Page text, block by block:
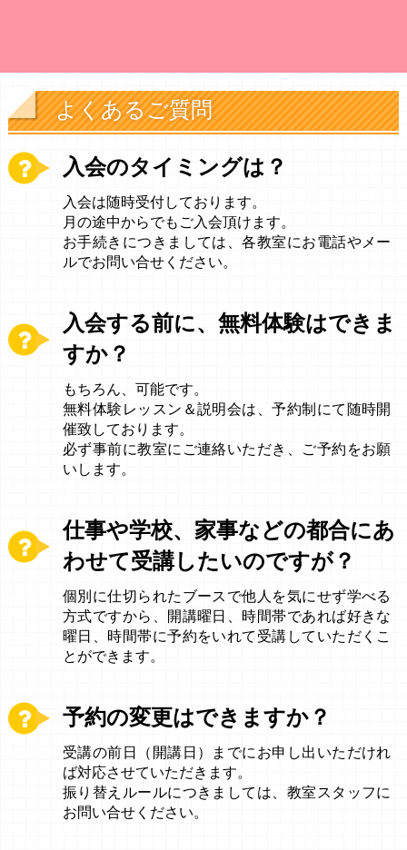
よくあるご質問
入会のタイミングは？
入会は随時受付しております。
月の途中からでもご入会頂けます。
お手続きにつきましては、各教室にお電話やメー
ルでお問い合せください。
入会する前に、無料体験はできま
すか？
もちろん、可能です。
無料体験レッスン＆説明会は、予約制にて随時開
催致しております。
必ず事前に教室にご連絡いただき、ご予約をお願
いします。
仕事や学校、家事などの都合にあ
わせて受講したいのですが？
個別に仕切られたブースで他人を気にせず学べる
方式ですから、開講曜日、時間帯であれば好きな
曜日、時間帯に予約をいれて受講していただくこ
とができます。
予約の変更はできますか？
受講の前日（開講日）までにお申し出いただけれ
ば対応させていただきます。
振り替えルールにつきましては、教室スタッフに
お問い合せください。